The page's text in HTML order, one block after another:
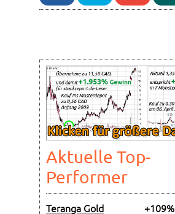
Aktuelle Top-
Performer
Teranga Gold
+109%